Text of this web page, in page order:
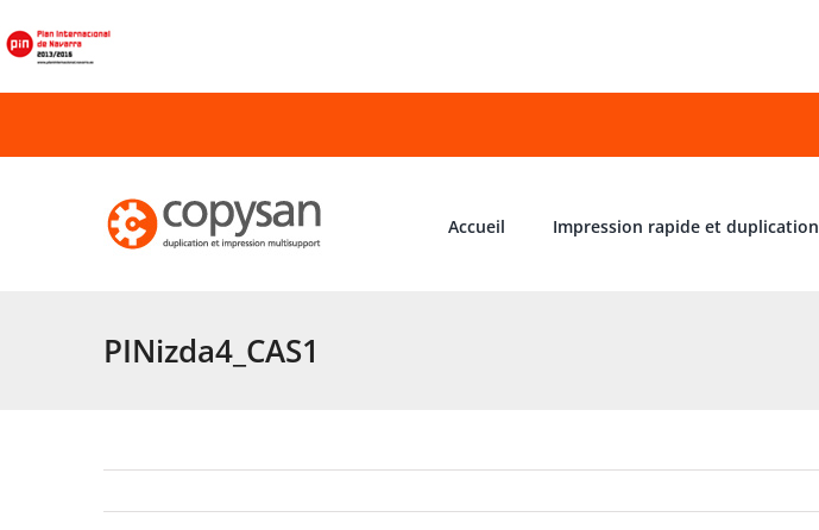
au
contenu
Accueil Impression rapide et duplication
PINizda4_CAS1